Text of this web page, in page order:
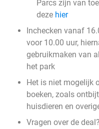
Parcs zijn van
deze hier
Inchecken vanaf
voor 10.00 uur,
gebruikmaken van
het park
Het is niet mogelijk
boeken, zoals
huisdieren en
Vragen over de